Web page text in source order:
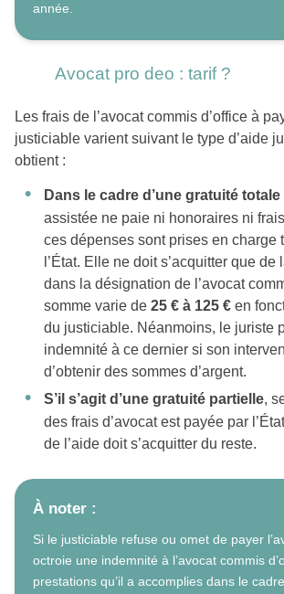
année.
Avocat pro deo : tarif ?
Les frais de l’avocat commis d’office à
justiciable varient suivant le type d’aide
obtient :
Dans le cadre d’une gratuité totale
assistée ne paie ni honoraires ni
ces dépenses sont prises en charge
l’État. Elle ne doit s’acquitter que
dans la désignation de l’avocat
somme varie de 25 € à 125 € en
du justiciable. Néanmoins, le juriste
indemnité à ce dernier si son
d’obtenir des sommes d’argent.
S’il s’agit d’une gratuité partielle,
des frais d’avocat est payée par
de l’aide doit s’acquitter du reste.
À noter :
Si le justiciable refuse ou omet de payer
octroie une indemnité à l’avocat commis
prestations qu’il a accomplies dans le